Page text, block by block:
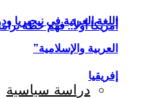
أمريكا أولاً.. فهم خطة
إفريقيا
اللغة العربية في
العربية والإسلامية”
دراسة سياسية